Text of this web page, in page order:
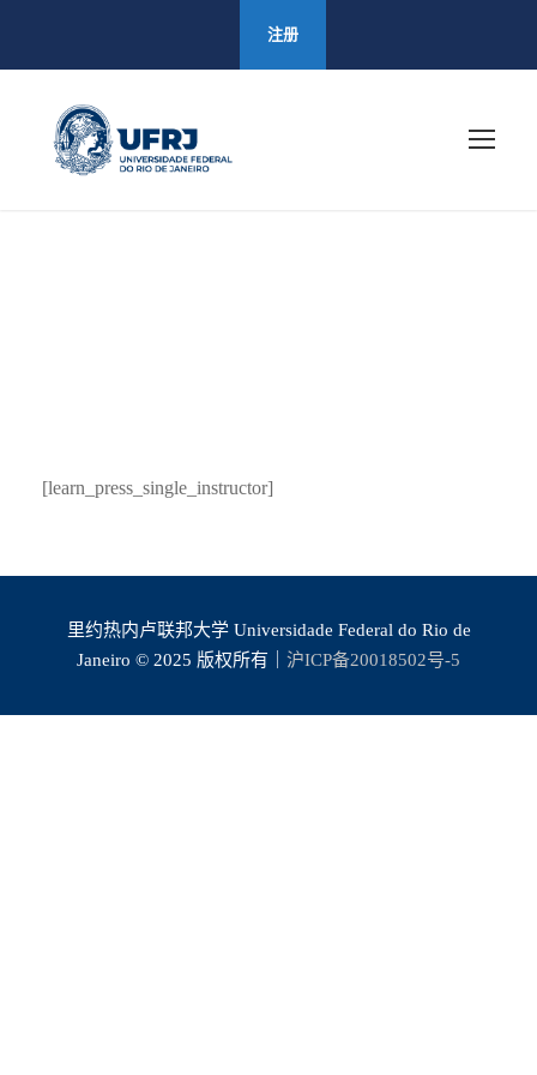
注册
[learn_press_single_instructor]
里约热内卢联邦大学 Universidade Federal do Rio de
Janeiro © 2025 版权所有｜ 沪ICP备20018502号-5